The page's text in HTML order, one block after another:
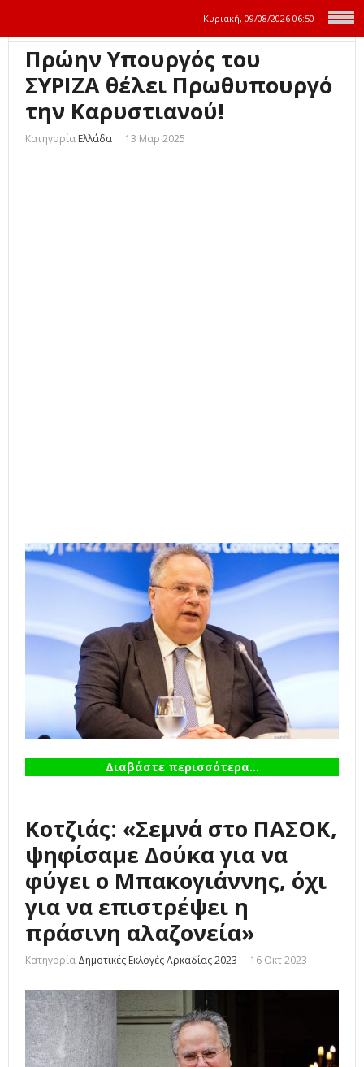
Κυριακή, 09/08/2026 06:50
Πρώην Υπουργός του
ΣΥΡΙΖΑ θέλει Πρωθυπουργό
την Καρυστιανού!
Κατηγορία Ελλάδα 13 Μαρ 2025
Διαβάστε περισσότερα...
Κοτζιάς: «Σεμνά στο ΠΑΣΟΚ,
ψηφίσαμε Δούκα για να
φύγει ο Μπακογιάννης, όχι
για να επιστρέψει η
πράσινη αλαζονεία»
Κατηγορία Δημοτικές Εκλογές Αρκαδίας 2023 16 Οκτ 2023